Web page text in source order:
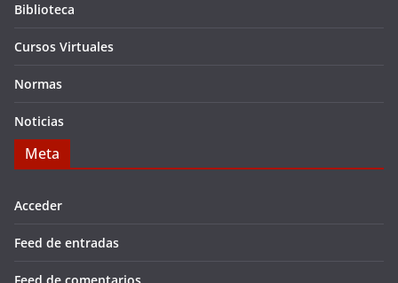
Biblioteca
Cursos Virtuales
Normas
Noticias
Meta
Acceder
Feed de entradas